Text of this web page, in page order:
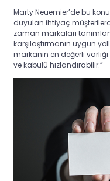
Marty Neuemier’de bu
duyulan ihtiyaç
zaman markaları
karşılaştırmanın uygun
markanın en değerli
ve kabulü hızlandırabilir.”